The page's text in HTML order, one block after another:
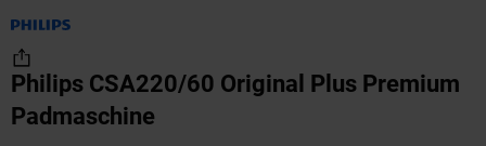
Philips CSA220/60 Original Plus Premium
Padmaschine